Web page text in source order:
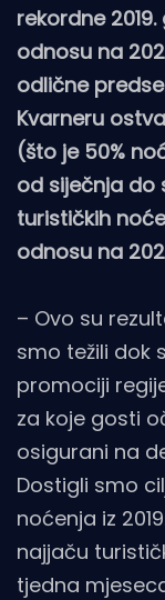
rekordne
odnosu na
odlične
Kvarneru
(što je 50%
od siječnja do
turističkih
odnosu na
– Ovo su
smo težili dok
promociji
za koje gosti
osigurani na
Dostigli smo
noćenja iz
najjaču
tjedna